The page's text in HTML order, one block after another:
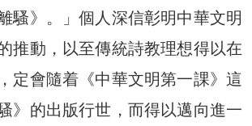
騷》。」個人深信彰明中華文明
推動，以至傳統詩教理想得以在
定會隨着《中華文明第一課》這
》的出版行世，而得以邁向進一